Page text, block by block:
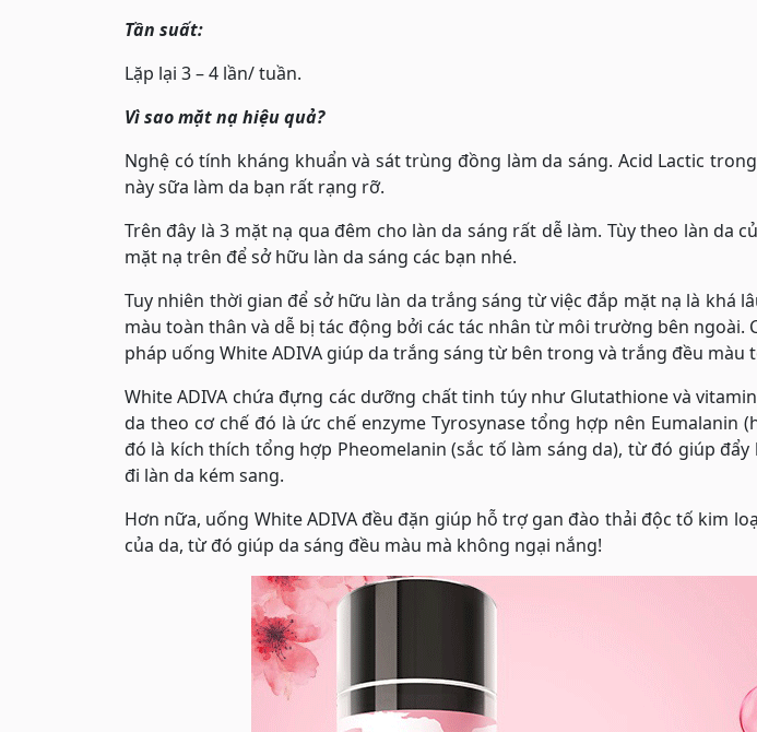
Tần suất:
Lặp lại 3 – 4 lần/ tuần.
Vì sao mặt nạ hiệu quả?
Nghệ có tính kháng khuẩn và sát trùng đồng làm da sáng. Acid Lactic
này sữa làm da bạn rất rạng rỡ.
Trên đây là 3 mặt nạ qua đêm cho làn da sáng rất dễ làm. Tùy theo làn da
mặt nạ trên để sở hữu làn da sáng các bạn nhé.
Tuy nhiên thời gian để sở hữu làn da trắng sáng từ việc đắp mặt nạ là khá
màu toàn thân và dễ bị tác động bởi các tác nhân từ môi trường bên ngoài.
pháp uống White ADIVA giúp da trắng sáng từ bên trong và trắng đều màu
White ADIVA chứa đựng các dưỡng chất tinh túy như Glutathione và
da theo cơ chế đó là ức chế enzyme Tyrosynase tổng hợp nên Eumalanin
đó là kích thích tổng hợp Pheomelanin (sắc tố làm sáng da), từ đó giúp
đi làn da kém sang.
Hơn nữa, uống White ADIVA đều đặn giúp hỗ trợ gan đào thải độc tố kim
của da, từ đó giúp da sáng đều màu mà không ngại nắng!